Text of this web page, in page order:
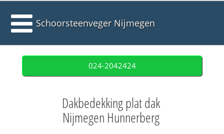
Schoorsteenveger Nijmegen
024-2042424
Dakbedekking plat dak
Nijmegen Hunnerberg